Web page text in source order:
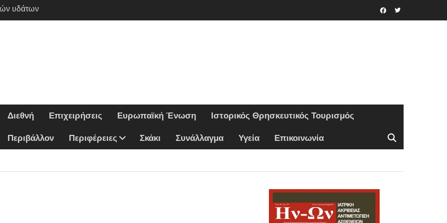
μεταναστών
ναυτικό κατά
Κρήτης –
ταυτότητας
Υγείας
Διεθνή Επιχειρήσεις Ευρωπαϊκή Ένωση Ιστορικός Θρησκευτικός Τουρισμός
Περιβάλλον Περιφέρειες Σκάκι Συνάλλαγμα Υγεία Επικοινωνία